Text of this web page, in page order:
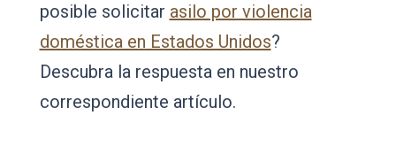
posible solicitar asilo por violencia
doméstica en Estados Unidos?
Descubra la respuesta en nuestro
correspondiente artículo.